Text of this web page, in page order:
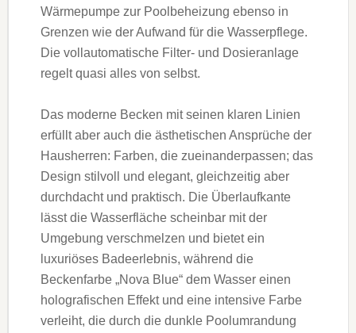
Wärmepumpe zur Poolbeheizung ebenso in
Grenzen wie der Aufwand für die Wasserpflege.
Die vollautomatische Filter- und Dosieranlage
regelt quasi alles von selbst.
Das moderne Becken mit seinen klaren Linien
erfüllt aber auch die ästhetischen Ansprüche der
Hausherren: Farben, die zueinanderpassen; das
Design stilvoll und elegant, gleichzeitig aber
durchdacht und praktisch. Die Überlaufkante
lässt die Wasserfläche scheinbar mit der
Umgebung verschmelzen und bietet ein
luxuriöses Badeerlebnis, während die
Beckenfarbe „Nova Blue“ dem Wasser einen
holografischen Effekt und eine intensive Farbe
verleiht, die durch die dunkle Poolumrandung